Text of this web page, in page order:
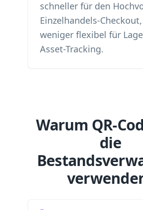
schneller für den
Einzelhandels-
weniger flexibel für
Asset-Tracking.
Warum QR-
die